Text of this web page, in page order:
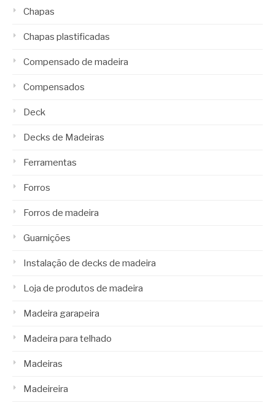
Chapas
Chapas plastificadas
Compensado de madeira
Compensados
Deck
Decks de Madeiras
Ferramentas
Forros
Forros de madeira
Guarnições
Instalação de decks de madeira
Loja de produtos de madeira
Madeira garapeira
Madeira para telhado
Madeiras
Madeireira